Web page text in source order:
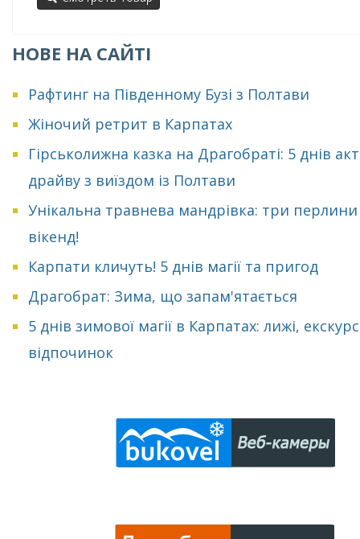
НОВЕ НА САЙТІ
Рафтинг на Південному Бузі з Полтави
Жіночий ретрит в Карпатах
Гірськолижна казка на Драгобраті: 5 днів
драйву з виїздом із Полтави
Унікальна травнева мандрівка: три
вікенд!
Карпати кличуть! 5 днів магії та пригод
Драгобрат: Зима, що запам'ятається
5 днів зимової магії в Карпатах: лижі,
відпочинок